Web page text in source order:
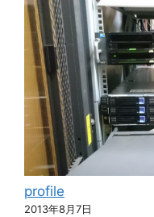
profile
2013年8月7日